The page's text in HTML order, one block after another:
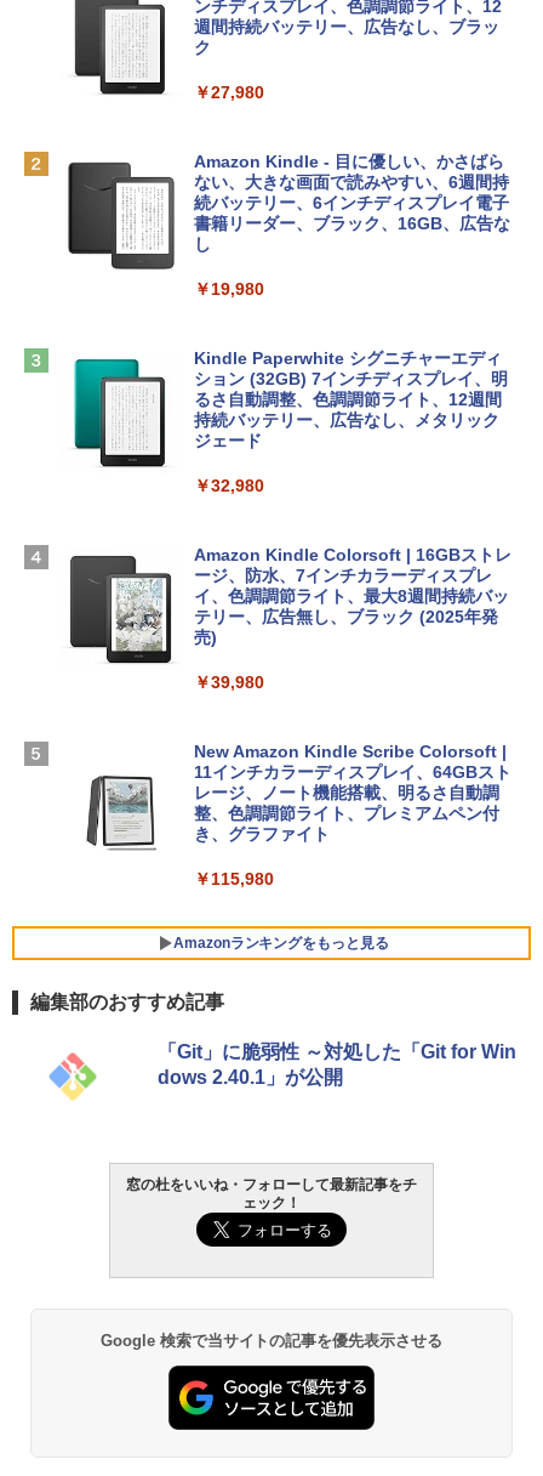
プ搭載13インチノートブック：AIとAppl
e Intelligence、Liquid Retinaディスプ
レイ、8GBメモリ、512GB SSD、1080p
ィゴ + 3年延長 AppleCare+ for 13インチ
￥162,598
tomtoc 360°保護 15.6 16インチ パソコ
ンケース Dell NEC Lavie ASUS HP dyna
Apple 2026 MacBook Air M5チップ搭載
13インチノートブック：AIとApple Intell
igence、13.6インチLiquid Retinaディ
スプレイ、24GBユニファイドメモリ、1
ラ、Touch ID - ミッドナイト + 3年延長
￥347,600
【Amazon.co.jp限定】 HP ノートパソコ
SSD インテル Core 5
FMV ノートパソコン WE1-K3 (MS 365 P
ersonal/Copilotキー搭載/Win 11/15.6型/
Core i5/16GB/SSD 512GB/ホワイト) FM
定バーチャルアイテムを含む】 【オンラ
インゲームコード】 ロブロックス | オン
ラインコード版
￥1,300
Robloxギフトカード - 2,000 Robux 【限
定バーチャルアイテムを含む】 【オンラ
インゲームコード】 ロブロックス | オン
ラインコード版
4(最新 永続版)|オンラインコード版|Wind
ows11、10/mac対応|PC2台
￥39,582
Robloxギフトカード - 1000 Robux 【限
ラインコード版
￥1,600
版)|オンラインコード版|Windows11、1
￥37,224
￥1,766
出す プロンプトの言葉 AI画像生成シリー
ズ (はぴーイラストLabo)
￥480
ClaudeCode いちばんやさしい 教科書:
にもKindle出版にも！ 非エンジニアのた
めのAIコーディング入門シリーズ
￥99
FM TOWNS ハイパー・カタログ: 本体ハ
￥1,600
1冊ですべて身につくHTML & CSSとWe
ンチディスプレイ、色調調節ライト、12
週間持続バッテリー、広告なし、ブラッ
ク
￥27,980
Amazon Kindle - 目に優しい、かさばら
ない、大きな画面で読みやすい、6週間持
続バッテリー、6インチディスプレイ電子
書籍リーダー、ブラック、16GB、広告な
し
￥19,980
Kindle Paperwhite シグニチャーエディ
ション (32GB) 7インチディスプレイ、明
るさ自動調整、色調調節ライト、12週間
持続バッテリー、広告なし、メタリック
ジェード
￥32,980
Amazon Kindle Colorsoft | 16GBストレ
ージ、防水、7インチカラーディスプレ
イ、色調調節ライト、最大8週間持続バッ
テリー、広告無し、ブラック (2025年発
売)
￥39,980
New Amazon Kindle Scribe Colorsoft |
11インチカラーディスプレイ、64GBスト
レージ、ノート機能搭載、明るさ自動調
整、色調調節ライト、プレミアムペン付
き、グラファイト
￥115,980
Amazonランキングをもっと見る
編集部のおすすめ記事
「Git」に脆弱性 ～対処した「Git for Win
dows 2.40.1」が公開
窓の杜をいいね・フォローして最新記事をチ
ェック！
Google 検索で当サイトの記事を優先表示させる